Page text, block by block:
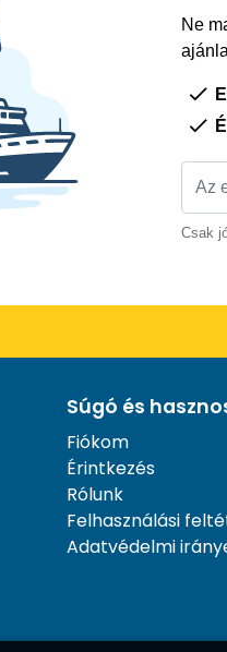
Ne
Csak
Súgó és
Fiókom
Érintkezés
Rólunk
Felhasználási
Adatvédelmi